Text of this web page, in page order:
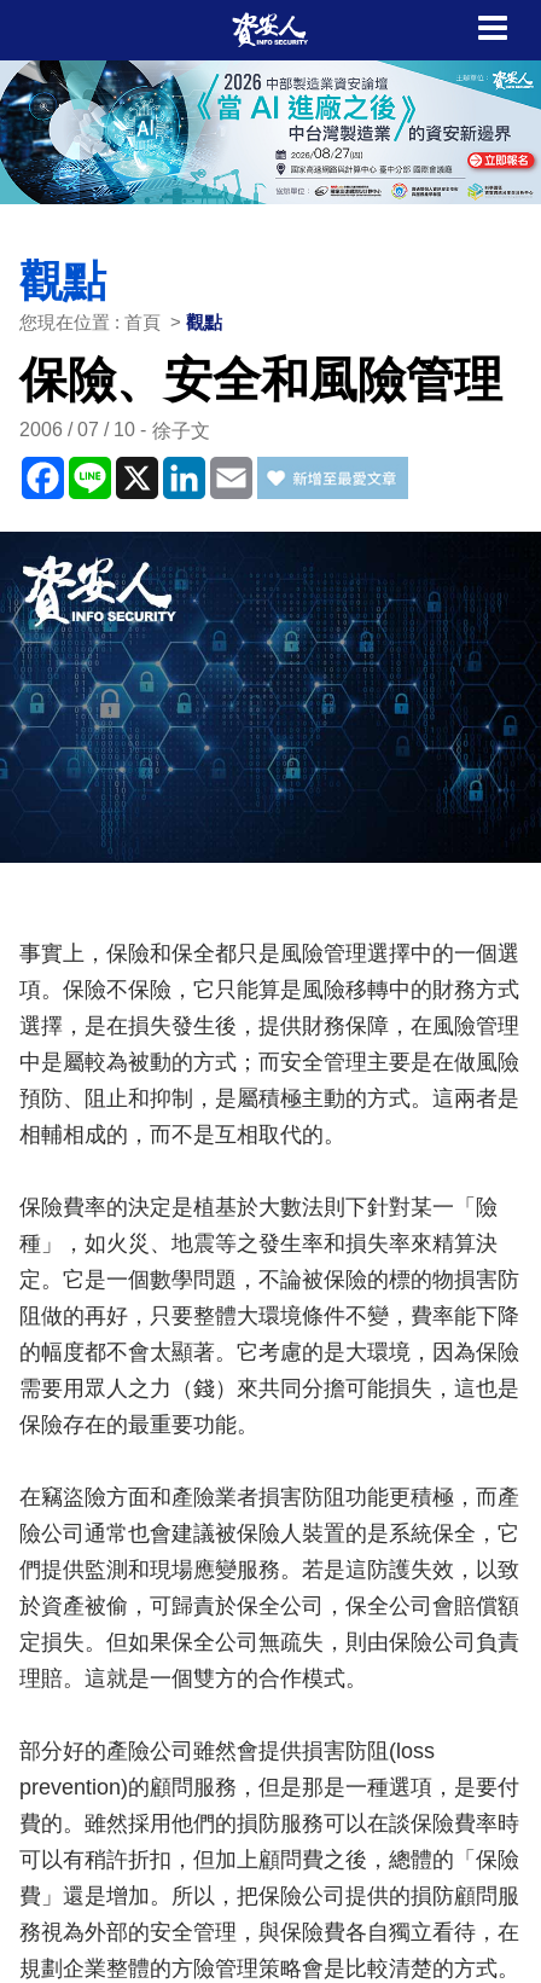
觀點
您現在位置 : 首頁 > 觀點
保險、安全和風險管理
2006 / 07 / 10 徐子文
Facebook
Line X LinkedIn
Email
事實上，保險和保全都只是風險管理選擇中的一個選
項。保險不保險，它只能算是風險移轉中的財務方式
選擇，是在損失發生後，提供財務保障，在風險管理
中是屬較為被動的方式；而安全管理主要是在做風險
預防、阻止和抑制，是屬積極主動的方式。這兩者是
相輔相成的，而不是互相取代的。
保險費率的決定是植基於大數法則下針對某一「險
種」，如火災、地震等之發生率和損失率來精算決
定。它是一個數學問題，不論被保險的標的物損害防
阻做的再好，只要整體大環境條件不變，費率能下降
的幅度都不會太顯著。它考慮的是大環境，因為保險
需要用眾人之力（錢）來共同分擔可能損失，這也是
保險存在的最重要功能。
在竊盜險方面和產險業者損害防阻功能更積極，而產
險公司通常也會建議被保險人裝置的是系統保全，它
們提供監測和現場應變服務。若是這防護失效，以致
於資產被偷，可歸責於保全公司，保全公司會賠償額
定損失。但如果保全公司無疏失，則由保險公司負責
理賠。這就是一個雙方的合作模式。
部分好的產險公司雖然會提供損害防阻(loss
prevention)的顧問服務，但是那是一種選項，是要付
費的。雖然採用他們的損防服務可以在談保險費率時
可以有稍許折扣，但加上顧問費之後，總體的「保險
費」還是增加。所以，把保險公司提供的損防顧問服
務視為外部的安全管理，與保險費各自獨立看待，在
規劃企業整體的方險管理策略會是比較清楚的方式。